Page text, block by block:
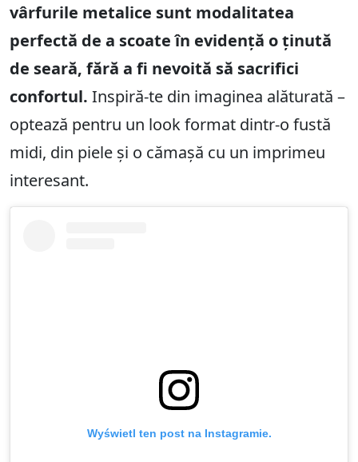
vârfurile metalice sunt modalitatea
perfectă de a scoate în evidență o ținută
de seară, fără a fi nevoită să sacrifici
confortul. Inspiră-te din imaginea alăturată –
optează pentru un look format dintr-o fustă
midi, din piele și o cămașă cu un imprimeu
interesant.
Wyświetl ten post na Instagramie.